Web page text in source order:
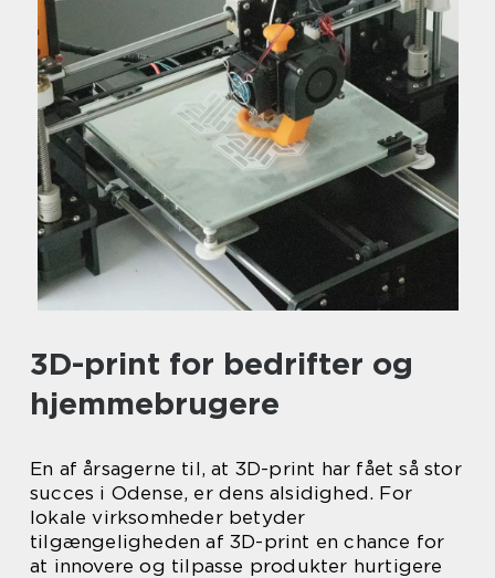
3D-print for bedrifter og
hjemmebrugere
En af årsagerne til, at 3D-print har fået så stor
succes i Odense, er dens alsidighed. For
lokale virksomheder betyder
tilgængeligheden af 3D-print en chance for
at innovere og tilpasse produkter hurtigere